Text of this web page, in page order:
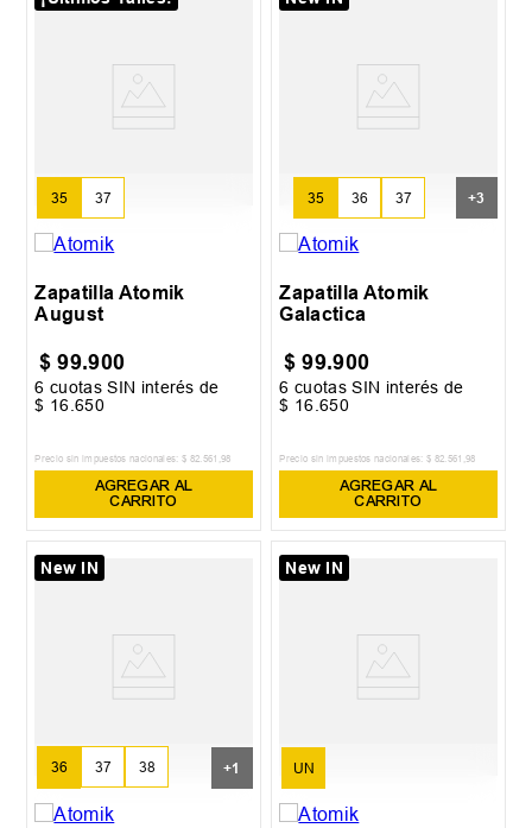
35 37
Zapatilla Atomik
August
$ 99.900
6 cuotas SIN interés de
$ 16 .650
Precio sin impuestos nacionales: $ 82.561 ,98
AGREGAR AL
CARRITO
35 36 37 +3
Zapatilla Atomik
Galactica
$ 99.900
6 cuotas SIN interés de
$ 16 .650
Precio sin impuestos nacionales: $ 82.561 ,98
AGREGAR AL
CARRITO
New IN
36 37 38
39
+1
New IN
UN